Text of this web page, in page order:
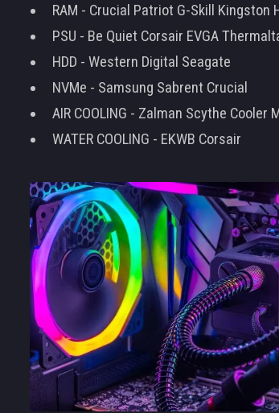
RAM - Crucial Patriot G-Skill Kingston
PSU - Be Quiet Corsair EVGA
HDD - Western Digital Seagate
NVMe - Samsung Sabrent Crucial
AIR COOLING - Zalman Scythe Cooler
WATER COOLING - EKWB Corsair